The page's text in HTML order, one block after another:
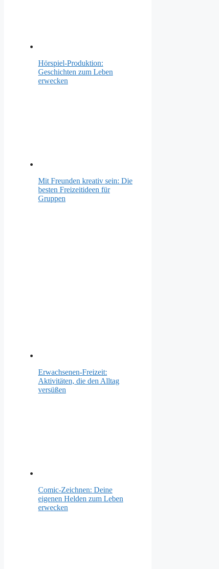
Hörspiel-Produktion:
Geschichten zum Leben
erwecken
Mit Freunden kreativ sein: Die
besten Freizeitideen für
Gruppen
Erwachsenen-Freizeit:
Aktivitäten, die den Alltag
versüßen
Comic-Zeichnen: Deine
eigenen Helden zum Leben
erwecken